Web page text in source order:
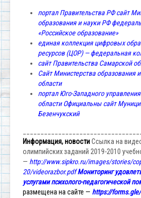
портал Правительства РФ сайт
образования и науки РФ
«Российское образование»
единая коллекция цифровых
ресурсов (ЦОР) — федеральная
сайт Правительства Самарской
Сайт Министерства образования
области
портал Юго-Западного
области Официальны сайт
Безенчукский
Информация, новостиСсылка на
олимпийских заданий 2019-2010
— http://www.sipkro.ru/images/stories/
20/videorazbor.pdf Мониторинг
услугами психолого-педагогической
размещена на сайте — https://